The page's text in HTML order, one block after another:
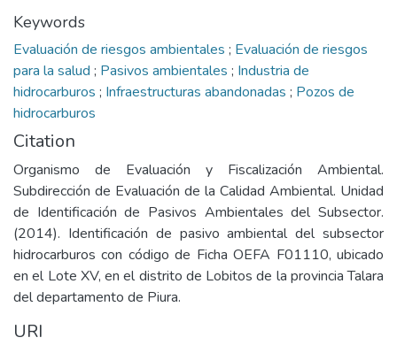
Keywords
Evaluación de riesgos ambientales ; Evaluación de riesgos
para la salud ; Pasivos ambientales ; Industria de
hidrocarburos ; Infraestructuras abandonadas ; Pozos de
hidrocarburos
Citation
Organismo de Evaluación y Fiscalización Ambiental.
Subdirección de Evaluación de la Calidad Ambiental. Unidad
de Identificación de Pasivos Ambientales del Subsector.
(2014). Identificación de pasivo ambiental del subsector
hidrocarburos con código de Ficha OEFA F01110, ubicado
en el Lote XV, en el distrito de Lobitos de la provincia Talara
del departamento de Piura.
URI